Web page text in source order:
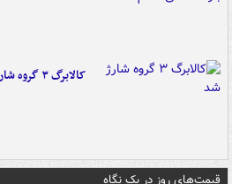
کالابرگ ۳ گروه شارژ شد